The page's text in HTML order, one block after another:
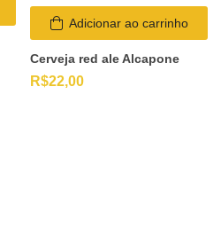
Adicionar ao carrinho
Cerveja red ale Alcapone
R$22,00